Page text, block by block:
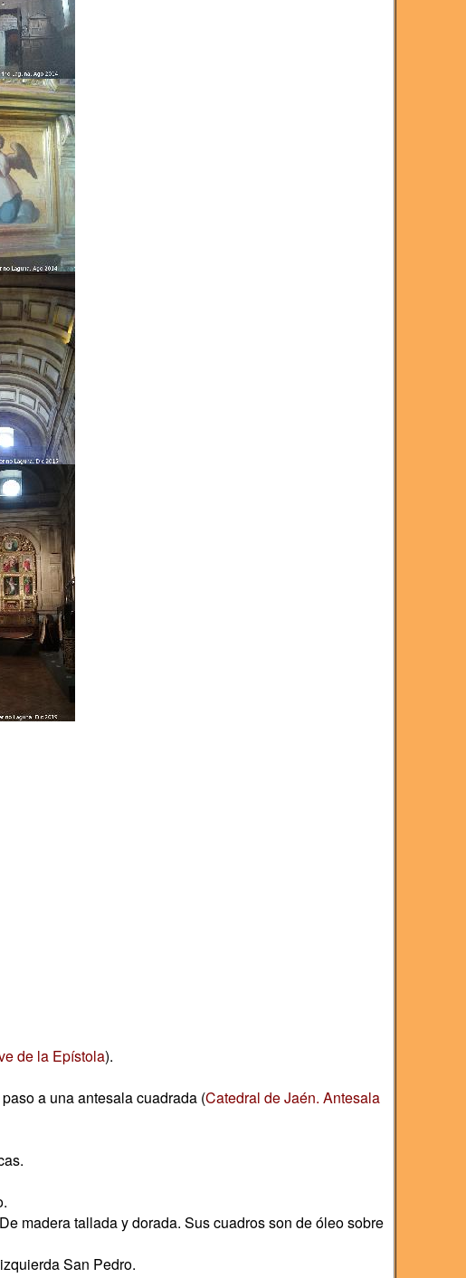
de la Epístola).
a una antesala cuadrada (Catedral de Jaén. Antesala
madera tallada y dorada. Sus cuadros son de óleo sobre
San Pedro.